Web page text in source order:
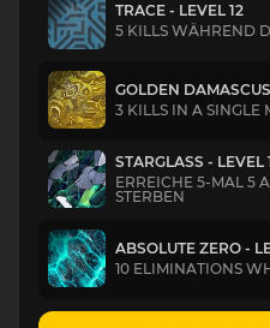
TRACE - LEVEL 12
5 KILLS WÄHREND
GOLDEN
3 KILLS IN A SINGLE
STARGLASS - LEVEL
ERREICHE 5-MAL 5
STERBEN
ABSOLUTE ZERO -
10 ELIMINATIONS